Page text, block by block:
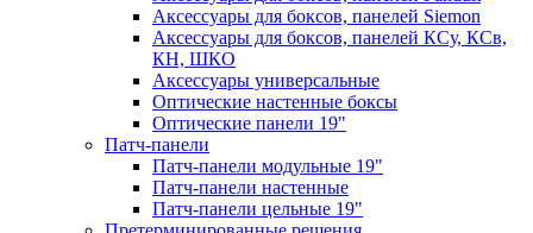
Аксессуары для боксов, панелей Siemon
Аксессуары для боксов, панелей КСу, КСв,
КН, ШКО
Аксессуары универсальные
Оптические настенные боксы
Оптические панели 19"
Патч-панели
Патч-панели модульные 19"
Патч-панели настенные
Патч-панели цельные 19"